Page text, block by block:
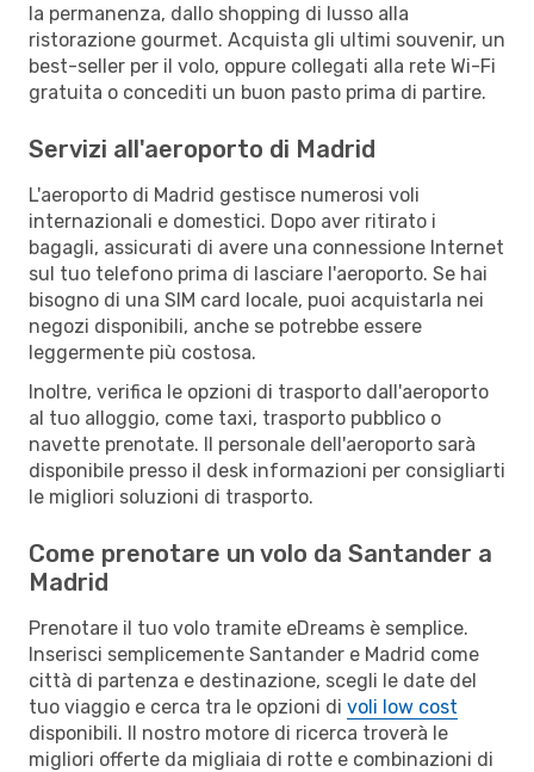
la permanenza, dallo shopping di lusso alla
ristorazione gourmet. Acquista gli ultimi souvenir, un
best-seller per il volo, oppure collegati alla rete Wi-Fi
gratuita o concediti un buon pasto prima di partire.
Servizi all'aeroporto di Madrid
L'aeroporto di Madrid gestisce numerosi voli
internazionali e domestici. Dopo aver ritirato i
bagagli, assicurati di avere una connessione Internet
sul tuo telefono prima di lasciare l'aeroporto. Se hai
bisogno di una SIM card locale, puoi acquistarla nei
negozi disponibili, anche se potrebbe essere
leggermente più costosa.
Inoltre, verifica le opzioni di trasporto dall'aeroporto
al tuo alloggio, come taxi, trasporto pubblico o
navette prenotate. Il personale dell'aeroporto sarà
disponibile presso il desk informazioni per consigliarti
le migliori soluzioni di trasporto.
Come prenotare un volo da Santander a
Madrid
Prenotare il tuo volo tramite eDreams è semplice.
Inserisci semplicemente Santander e Madrid come
città di partenza e destinazione, scegli le date del
tuo viaggio e cerca tra le opzioni di voli low cost
disponibili. Il nostro motore di ricerca troverà le
migliori offerte da migliaia di rotte e combinazioni di